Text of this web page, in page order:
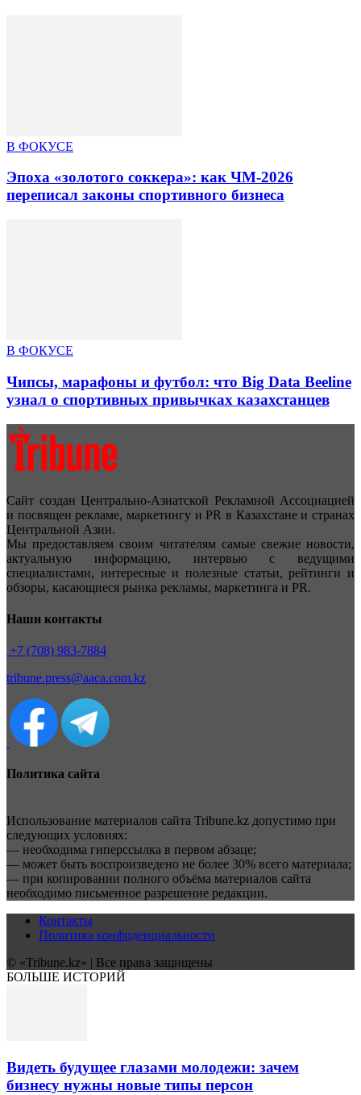
В ФОКУСЕ
Эпоха «золотого соккера»: как ЧМ-2026
переписал законы спортивного бизнеса
В ФОКУСЕ
Чипсы, марафоны и футбол: что Big Data Beeline
узнал о спортивных привычках казахстанцев
Сайт создан Центрально-Азиатской Рекламной Ассоциацией
и посвящен рекламе, маркетингу и PR в Казахстане и странах
Центральной Азии.
Мы предоставляем своим читателям самые свежие новости,
актуальную информацию, интервью с ведущими
специалистами, интересные и полезные статьи, рейтинги и
обзоры, касающиеся рынка рекламы, маркетинга и PR.
Наши контакты
+7 (708) 983-7884
tribune.press@aaca.com.kz
Политика сайта
Использование материалов сайта Tribune.kz допустимо при
следующих условиях:
— необходима гиперссылка в первом абзаце;
— может быть воспроизведено не более 30% всего материала;
— при копировании полного объёма материалов сайта
необходимо письменное разрешение редакции.
Контакты
Политика конфиденциальности
© «Tribune.kz» | Все права защищены
БОЛЬШЕ ИСТОРИЙ
Видеть будущее глазами молодежи: зачем
бизнесу нужны новые типы персон